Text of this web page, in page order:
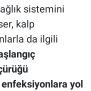
sistemini
kalp
da ilgili
yol